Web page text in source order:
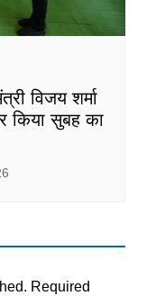
विजय शर्मा
किया सुबह का
Required